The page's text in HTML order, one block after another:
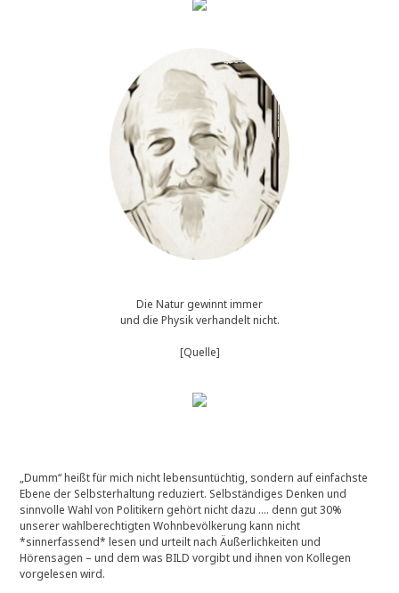
Die Natur gewinnt immer
und die Physik verhandelt nicht.
[Quelle]
„Dumm“ heißt für mich nicht lebensuntüchtig, sondern auf einfachste
Ebene der Selbsterhaltung reduziert. Selbständiges Denken und
sinnvolle Wahl von Politikern gehört nicht dazu …. denn gut 30%
unserer wahlberechtigten Wohnbevölkerung kann nicht
*sinnerfassend* lesen und urteilt nach Äußerlichkeiten und
Hörensagen – und dem was BILD vorgibt und ihnen von Kollegen
vorgelesen wird.